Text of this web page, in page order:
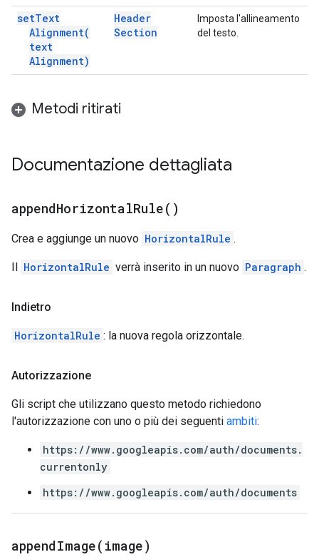
setText
Alignment(
text
Alignment)
Header
Section
Imposta l'allineamento
del testo.
Metodi ritirati
Documentazione dettagliata
appendHorizontalRule( )
Crea e aggiunge un nuovo HorizontalRule .
Il HorizontalRule verrà inserito in un nuovo Paragraph .
Indietro
HorizontalRule : la nuova regola orizzontale.
Autorizzazione
Gli script che utilizzano questo metodo richiedono
l'autorizzazione con uno o più dei seguenti ambiti:
https://www.googleapis.com/auth/documents.
currentonly
https://www.googleapis.com/auth/documents
appendImage( image)